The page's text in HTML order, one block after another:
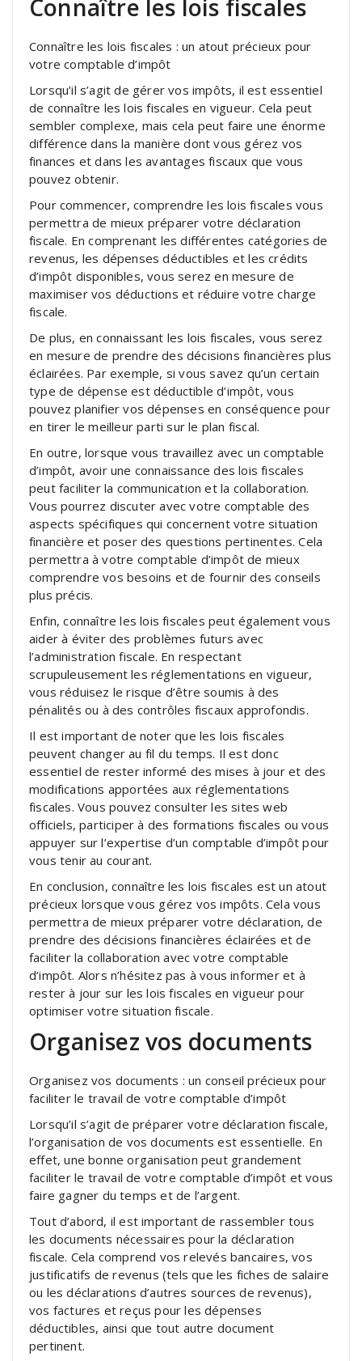
Connaître les lois fiscales
Connaître les lois fiscales : un atout précieux pour
votre comptable d’impôt
Lorsqu’il s’agit de gérer vos impôts, il est essentiel
de connaître les lois fiscales en vigueur. Cela peut
sembler complexe, mais cela peut faire une énorme
différence dans la manière dont vous gérez vos
finances et dans les avantages fiscaux que vous
pouvez obtenir.
Pour commencer, comprendre les lois fiscales vous
permettra de mieux préparer votre déclaration
fiscale. En comprenant les différentes catégories de
revenus, les dépenses déductibles et les crédits
d’impôt disponibles, vous serez en mesure de
maximiser vos déductions et réduire votre charge
fiscale.
De plus, en connaissant les lois fiscales, vous serez
en mesure de prendre des décisions financières plus
éclairées. Par exemple, si vous savez qu’un certain
type de dépense est déductible d’impôt, vous
pouvez planifier vos dépenses en conséquence pour
en tirer le meilleur parti sur le plan fiscal.
En outre, lorsque vous travaillez avec un comptable
d’impôt, avoir une connaissance des lois fiscales
peut faciliter la communication et la collaboration.
Vous pourrez discuter avec votre comptable des
aspects spécifiques qui concernent votre situation
financière et poser des questions pertinentes. Cela
permettra à votre comptable d’impôt de mieux
comprendre vos besoins et de fournir des conseils
plus précis.
Enfin, connaître les lois fiscales peut également vous
aider à éviter des problèmes futurs avec
l’administration fiscale. En respectant
scrupuleusement les réglementations en vigueur,
vous réduisez le risque d’être soumis à des
pénalités ou à des contrôles fiscaux approfondis.
Il est important de noter que les lois fiscales
peuvent changer au fil du temps. Il est donc
essentiel de rester informé des mises à jour et des
modifications apportées aux réglementations
fiscales. Vous pouvez consulter les sites web
officiels, participer à des formations fiscales ou vous
appuyer sur l’expertise d’un comptable d’impôt pour
vous tenir au courant.
En conclusion, connaître les lois fiscales est un atout
précieux lorsque vous gérez vos impôts. Cela vous
permettra de mieux préparer votre déclaration, de
prendre des décisions financières éclairées et de
faciliter la collaboration avec votre comptable
d’impôt. Alors n’hésitez pas à vous informer et à
rester à jour sur les lois fiscales en vigueur pour
optimiser votre situation fiscale.
Organisez vos documents
Organisez vos documents : un conseil précieux pour
faciliter le travail de votre comptable d’impôt
Lorsqu’il s’agit de préparer votre déclaration fiscale,
l’organisation de vos documents est essentielle. En
effet, une bonne organisation peut grandement
faciliter le travail de votre comptable d’impôt et vous
faire gagner du temps et de l’argent.
Tout d’abord, il est important de rassembler tous
les documents nécessaires pour la déclaration
fiscale. Cela comprend vos relevés bancaires, vos
justificatifs de revenus (tels que les fiches de salaire
ou les déclarations d’autres sources de revenus),
vos factures et reçus pour les dépenses
déductibles, ainsi que tout autre document
pertinent.